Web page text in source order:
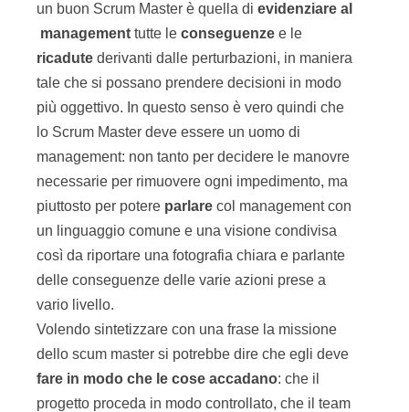
un buon Scrum Master è quella di evidenziare al
management tutte le conseguenze e le
ricadute derivanti dalle perturbazioni, in maniera
tale che si possano prendere decisioni in modo
più oggettivo. In questo senso è vero quindi che
lo Scrum Master deve essere un uomo di
management: non tanto per decidere le manovre
necessarie per rimuovere ogni impedimento, ma
piuttosto per potere parlare col management con
un linguaggio comune e una visione condivisa
così da riportare una fotografia chiara e parlante
delle conseguenze delle varie azioni prese a
vario livello.
Volendo sintetizzare con una frase la missione
dello scum master si potrebbe dire che egli deve
fare in modo che le cose accadano: che il
progetto proceda in modo controllato, che il team